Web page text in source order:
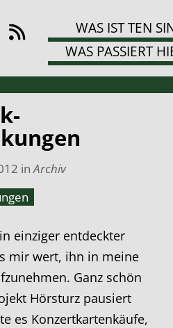
WAS IST TEN
WAS PASSIERT
inArchiv
einziger entdeckter
mir wert, ihn in meine
Ganz schön
Hörsturz pausiert
es Konzertkartenkäufe,